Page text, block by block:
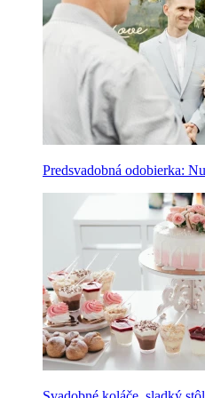
Predsvadobná odobierka: